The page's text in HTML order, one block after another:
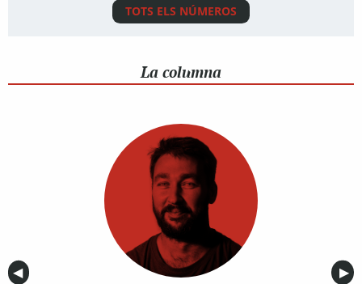
TOTS ELS NÚMEROS
La columna
Anterior
◀︎ ▶︎